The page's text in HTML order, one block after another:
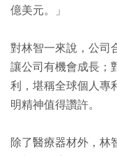
億美元。」
對林智一來說，公司
讓公司有機會成長；
利，堪稱全球個人專
明精神值得讚許。
除了醫療器材外，林